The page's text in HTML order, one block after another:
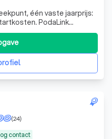
één vaste jaarprijs:
PodaLink
je website. Bouw,
mail, onderhoud, support
samen in die ene
geen
contact
(24)